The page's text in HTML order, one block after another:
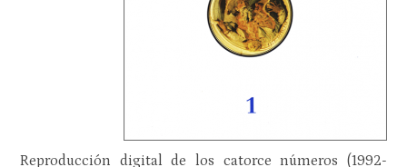
Reproducción digital de los catorce números (1992-